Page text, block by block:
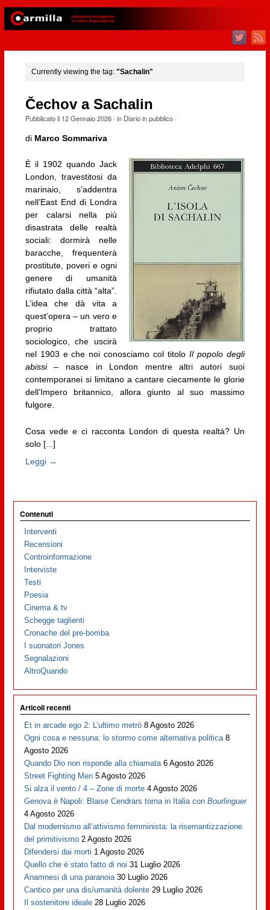
Currently viewing the tag: "Sachalin"
Čechov a Sachalin
Pubblicato il 12 Gennaio 2026· in Diario in pubblico·
di Marco Sommariva
È il 1902 quando Jack
London, travestitosi da
marinaio, s’addentra
nell’East End di Londra
per calarsi nella più
disastrata delle realtà
sociali: dormirà nelle
baracche, frequenterà
prostitute, poveri e ogni
genere di umanità
rifiutato dalla città “alta”.
L’idea che dà vita a
quest’opera – un vero e
proprio trattato
sociologico, che uscirà
nel 1903 e che noi conosciamo col titolo Il popolo degli
abissi– nasce in London mentre altri autori suoi
contemporanei si limitano a cantare ciecamente le glorie
dell’Impero britannico, allora giunto al suo massimo
fulgore.
Cosa vede e ci racconta London di questa realtà? Un
solo [...]
Leggi →
Contenuti
Interventi
Recensioni
Controinformazione
Interviste
Testi
Poesia
Cinema & tv
Schegge taglienti
Cronache del pre-bomba
I suonatori Jones
Segnalazioni
AltroQuando
Articoli recenti
Et in arcade ego 2: L’ultimo metrò 8 Agosto 2026
Ogni cosa e nessuna: lo stormo come alternativa politica 8
Agosto 2026
Quando Dio non risponde alla chiamata 6 Agosto 2026
Street Fighting Men 5 Agosto 2026
Si alza il vento / 4 – Zone di morte 4 Agosto 2026
Genova è Napoli: Blaise Cendrars torna in Italia conBourlinguer
4 Agosto 2026
Dal modernismo all’attivismo femminista: la risemantizzazione
del primitivismo 2 Agosto 2026
Difendersi dai morti 1 Agosto 2026
Quello che è stato fatto di noi 31 Luglio 2026
Anamnesi di una paranoia 30 Luglio 2026
Cantico per una dis/umanità dolente 29 Luglio 2026
Il sostenitore ideale 28 Luglio 2026